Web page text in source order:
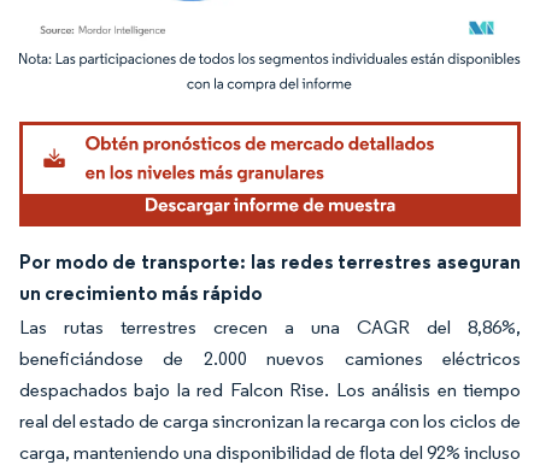
Imagen © Mordor Intelligence. El uso requiere atribución según CC BY 4.0.
Por modo de transporte: las redes terrestres aseguran
un crecimiento más rápido
Las rutas terrestres crecen a una CAGR del 8,86%,
beneficiándose de 2.000 nuevos camiones eléctricos
despachados bajo la red Falcon Rise. Los análisis en tiempo
real del estado de carga sincronizan la recarga con los ciclos de
carga, manteniendo una disponibilidad de flota del 92% incluso